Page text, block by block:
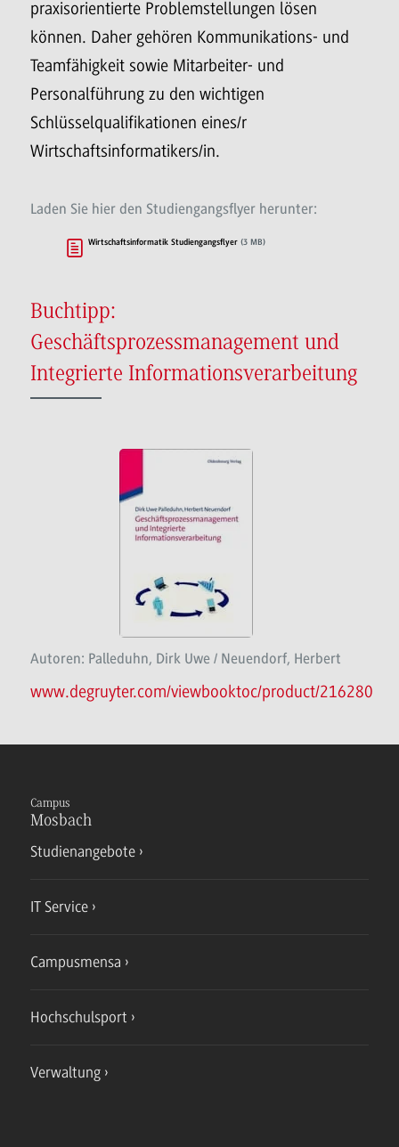
praxisorientierte Problemstellungen lösen
können. Daher gehören Kommunikations- und
Teamfähigkeit sowie Mitarbeiter- und
Personalführung zu den wichtigen
Schlüsselqualifikationen eines/r
Wirtschaftsinformatikers/in.
Laden Sie hier den Studiengangsflyer herunter:
Wirtschaftsinformatik Studiengangsflyer (3 MB)
Buchtipp:
Geschäftsprozessmanagement und
Integrierte Informationsverarbeitung
Autoren: Palleduhn, Dirk Uwe / Neuendorf, Herbert
www.degruyter.com/viewbooktoc/product/216280
Campus
Mosbach
Studienangebote
IT Service
Campusmensa
Hochschulsport
Verwaltung